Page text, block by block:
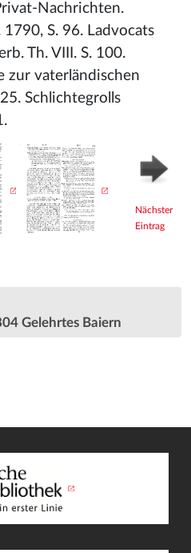
Nachrichten.
S. 96. Ladvocats
Th. VIII. S. 100.
zur vaterländischen
Schlichtegrolls
Nächster
Eintrag
Gelehrtes Baiern